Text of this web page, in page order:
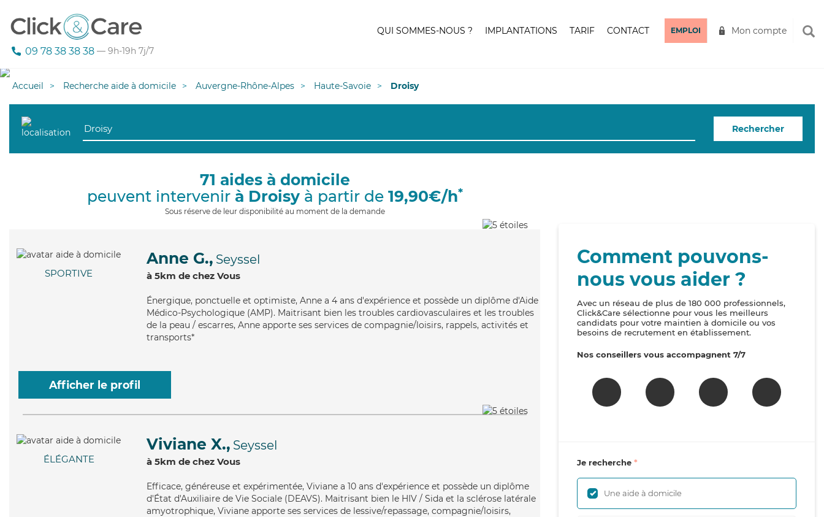
09 78 38 38 38 — 9h-19h 7j/7
QUI SOMMES-NOUS ? IMPLANTATIONS TARIF CONTACT EMPLOI Mon compte
Accueil Recherche aide à domicile Auvergne-Rhône-Alpes Haute-Savoie Droisy
Rechercher
71 aides à domicile
peuvent intervenir à Droisyà partir de 19,90€/h*
Sous réserve de leur disponibilité au moment de la demande
SPORTIVE
Anne G., Seyssel
à 5km de chez Vous
Énergique, ponctuelle et optimiste, Anne a 4 ans d'expérience et possède un diplôme d'Aide
Médico-Psychologique (AMP). Maitrisant bien les troubles cardiovasculaires et les troubles
de la peau / escarres, Anne apporte ses services de compagnie/loisirs, rappels, activités et
transports*
Afficher le profil
ÉLÉGANTE
Viviane X., Seyssel
à 5km de chez Vous
Efficace, généreuse et expérimentée, Viviane a 10 ans d'expérience et possède un diplôme
d'État d'Auxiliaire de Vie Sociale (DEAVS). Maitrisant bien le HIV / Sida et la sclérose latérale
amyotrophique, Viviane apporte ses services de lessive/repassage, compagnie/loisirs,
Comment pouvons-
nous vous aider ?
Avec un réseau de plus de 180 000 professionnels,
Click&Care sélectionne pour vous les meilleurs
candidats pour votre maintien à domicile ou vos
besoins de recrutement en établissement.
Nos conseillers vous accompagnent 7/7
Je recherche
Une aide à domicile